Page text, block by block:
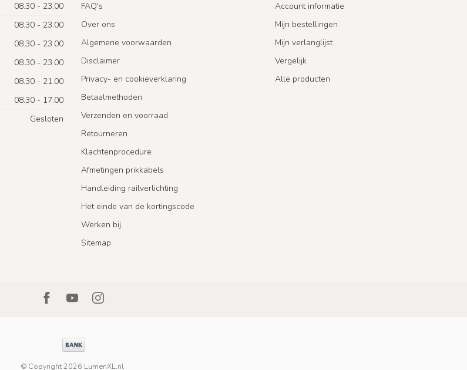
08.30 - 23.00
08.30 - 23.00
08.30 - 23.00
08.30 - 23.00
08.30 - 21.00
08.30 - 17.00
Gesloten
FAQ's
Over ons
Algemene voorwaarden
Disclaimer
Privacy- en cookieverklaring
Betaalmethoden
Verzenden en voorraad
Retourneren
Klachtenprocedure
Afmetingen prikkabels
Handleiding railverlichting
Het einde van de kortingscode
Werken bij
Sitemap
Account informatie
Mijn bestellingen
Mijn verlanglijst
Vergelijk
Alle producten
© Copyright 2026 LumenXL.nl